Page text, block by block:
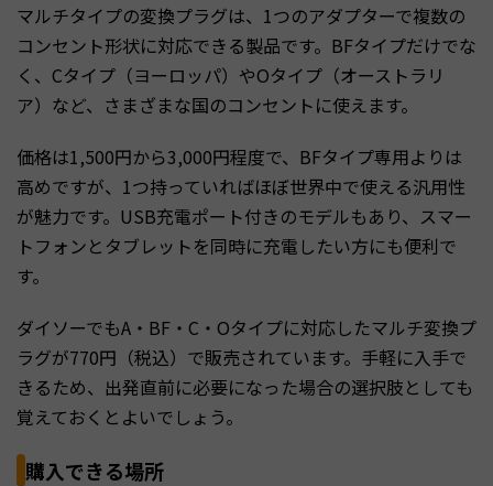
マルチタイプの変換プラグは、1つのアダプターで複数の
コンセント形状に対応できる製品です。BFタイプだけでな
く、Cタイプ（ヨーロッパ）やOタイプ（オーストラリ
ア）など、さまざまな国のコンセントに使えます。
価格は1,500円から3,000円程度で、BFタイプ専用よりは
高めですが、1つ持っていればほぼ世界中で使える汎用性
が魅力です。USB充電ポート付きのモデルもあり、スマー
トフォンとタブレットを同時に充電したい方にも便利で
す。
ダイソーでもA・BF・C・Oタイプに対応したマルチ変換プ
ラグが770円（税込）で販売されています。手軽に入手で
きるため、出発直前に必要になった場合の選択肢としても
覚えておくとよいでしょう。
購入できる場所